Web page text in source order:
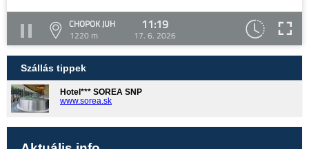
CHOPOK JUH
1220 m
11:19
17. 6. 2026
Szállás tippek
Hotel*** SOREA SNP
www.sorea.sk